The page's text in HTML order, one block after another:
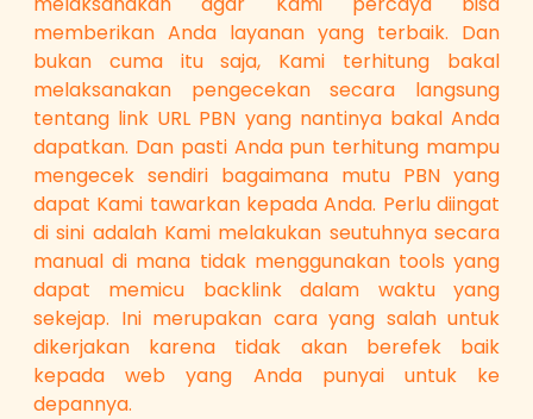
memberikan Anda layanan yang terbaik. Dan
bukan cuma itu saja, Kami terhitung bakal
melaksanakan pengecekan secara langsung
tentang link URL PBN yang nantinya bakal Anda
dapatkan. Dan pasti Anda pun terhitung mampu
mengecek sendiri bagaimana mutu PBN yang
dapat Kami tawarkan kepada Anda. Perlu diingat
di sini adalah Kami melakukan seutuhnya secara
manual di mana tidak menggunakan tools yang
dapat memicu backlink dalam waktu yang
sekejap. Ini merupakan cara yang salah untuk
dikerjakan karena tidak akan berefek baik
kepada web yang Anda punyai untuk ke
depannya.